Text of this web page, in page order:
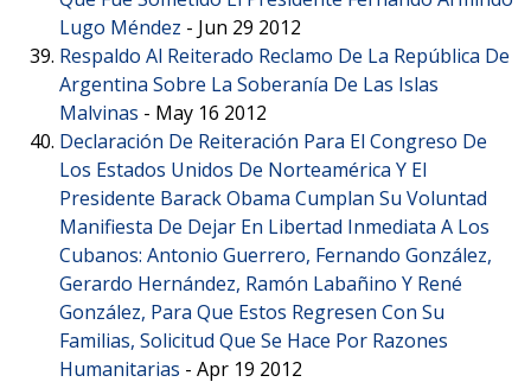
Lugo Méndez - Jun 29 2012
Respaldo Al Reiterado Reclamo De La República De
Argentina Sobre La Soberanía De Las Islas
Malvinas - May 16 2012
Declaración De Reiteración Para El Congreso De
Los Estados Unidos De Norteamérica Y El
Presidente Barack Obama Cumplan Su Voluntad
Manifiesta De Dejar En Libertad Inmediata A Los
Cubanos: Antonio Guerrero, Fernando González,
Gerardo Hernández, Ramón Labañino Y René
González, Para Que Estos Regresen Con Su
Familias, Solicitud Que Se Hace Por Razones
Humanitarias - Apr 19 2012